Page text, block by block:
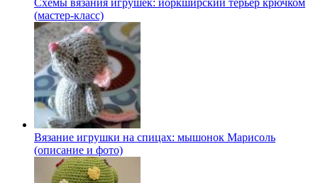
(мастер-класс)
Вязание игрушки на спицах: мышонок Марисоль
(описание и фото)